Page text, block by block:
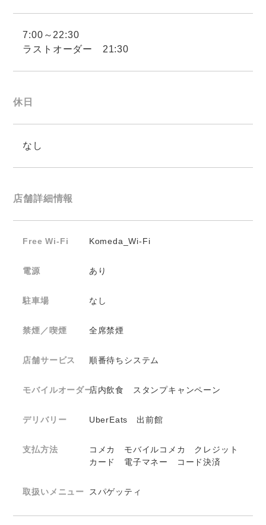
7:00～22:30
ラストオーダー 21:30
休日
なし
店舗詳細情報
Free Wi-Fi Komeda_Wi-Fi
電源 あり
駐車場 なし
禁煙／喫煙 全席禁煙
店舗サービス 順番待ちシステム
モバイルオーダー店内飲食 スタンプキャンペーン
デリバリー UberEats 出前館
支払方法
コメカ モバイルコメカ クレジット
カード 電子マネー コード決済
取扱いメニュー スパゲッティ